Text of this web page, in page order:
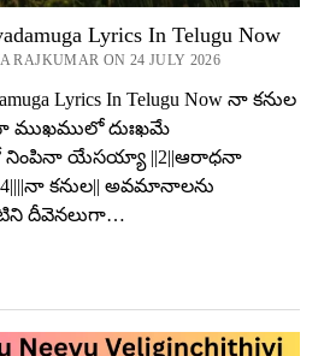
Lyrics In Telugu Now
RAJKUMAR ON 24 JULY 2026
Lyrics In Telugu Now నా కనుల
ముఖములో దుఃఖమే
నింపినా యేసయ్యా ||2||ఆరాధనా
కనుల|| అవమానాలను
దీవెనలుగా…